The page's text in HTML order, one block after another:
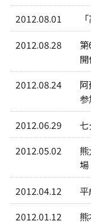
2012.08.01
2012.08.28
第
2012.08.24
参
2012.06.29
七
2012.05.02
熊
場
2012.04.12
平
2012.01.12
熊